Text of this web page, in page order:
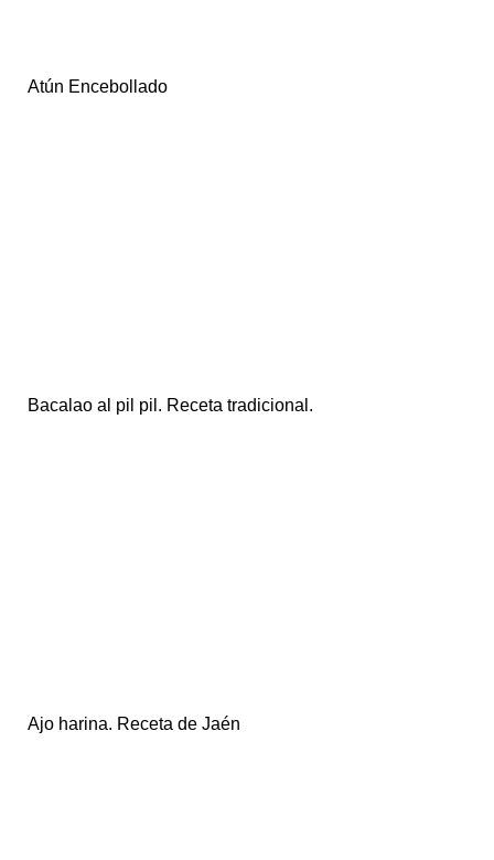
Atún Encebollado
Bacalao al pil pil. Receta tradicional.
Ajo harina. Receta de Jaén